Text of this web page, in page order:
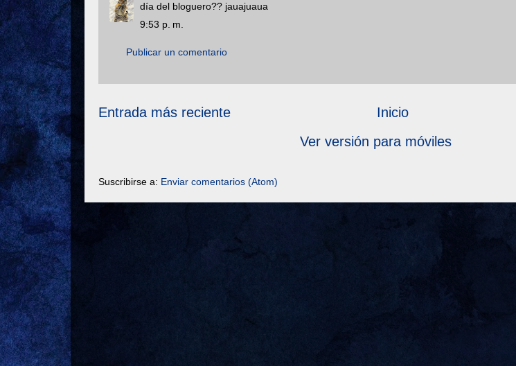
día del bloguero?? jauajuaua
9:53 p. m.
Publicar un comentario
Entrada más reciente
Inicio
Ver versión para móviles
Suscribirse a: Enviar comentarios (Atom)